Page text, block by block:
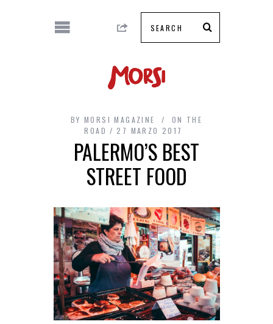
BY MORSI MAGAZINE
ON THE
ROAD
27 MARZO 2017
PALERMO’S BEST
STREET FOOD